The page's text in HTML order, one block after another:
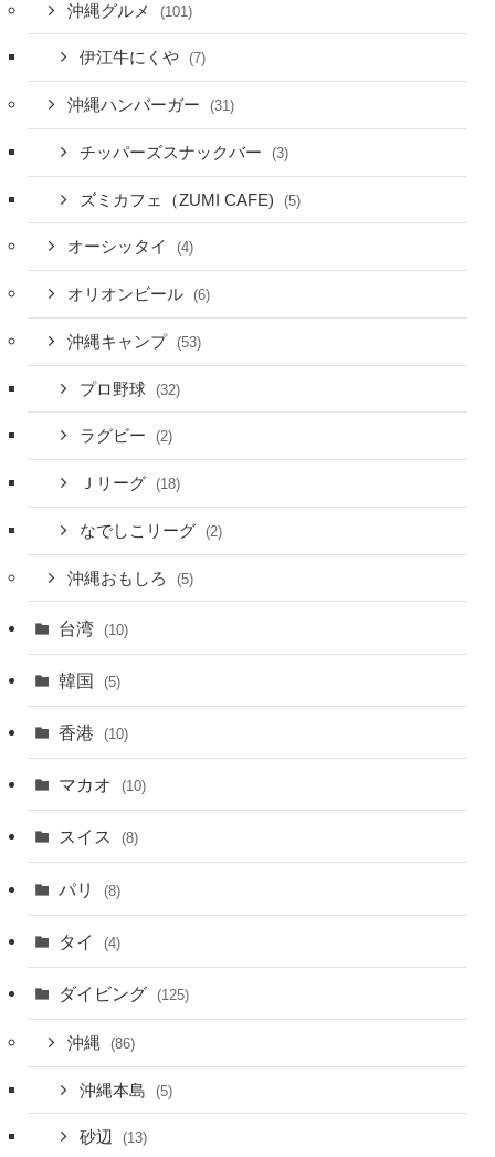
沖縄グルメ (101)
伊江牛にくや (7)
沖縄ハンバーガー (31)
チッパーズスナックバー (3)
ズミカフェ（ZUMI CAFE) (5)
オーシッタイ (4)
オリオンビール (6)
沖縄キャンプ (53)
プロ野球 (32)
ラグビー (2)
Ｊリーグ (18)
なでしこリーグ (2)
沖縄おもしろ (5)
台湾 (10)
韓国 (5)
香港 (10)
マカオ (10)
スイス (8)
パリ (8)
タイ (4)
ダイビング (125)
沖縄 (86)
沖縄本島 (5)
砂辺 (13)